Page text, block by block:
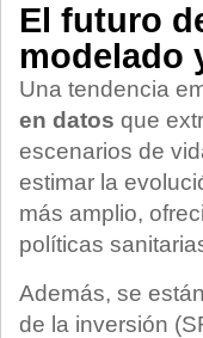
El futuro
modelado
Una tendencia
en datos que
escenarios de
estimar la
más amplio,
políticas
Además, se
de la inversión